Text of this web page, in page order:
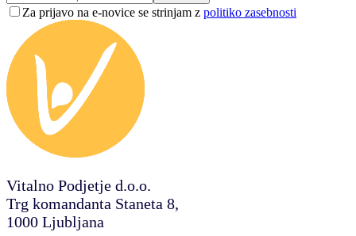
Za prijavo na e-novice se strinjam z politiko zasebnosti
Vitalno Podjetje d.o.o.
Trg komandanta Staneta 8,
1000 Ljubljana